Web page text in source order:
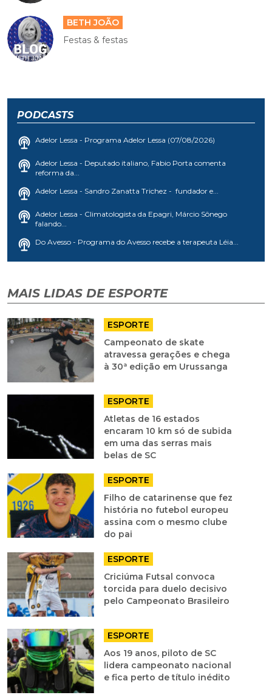
BETH JOÃO
Festas & festas
PODCASTS
Adelor Lessa - Programa Adelor Lessa (07/08/2026)
Adelor Lessa - Deputado italiano, Fabio Porta comenta
reforma da...
Adelor Lessa - Sandro Zanatta Trichez - fundador e...
Adelor Lessa - Climatologista da Epagri, Márcio Sônego
falando...
Do Avesso - Programa do Avesso recebe a terapeuta Léia...
MAIS LIDAS DE ESPORTE
ESPORTE
Campeonato de skate
atravessa gerações e chega
à 30ª edição em Urussanga
ESPORTE
Atletas de 16 estados
encaram 10 km só de subida
em uma das serras mais
belas de SC
ESPORTE
Filho de catarinense que fez
história no futebol europeu
assina com o mesmo clube
do pai
ESPORTE
Criciúma Futsal convoca
torcida para duelo decisivo
pelo Campeonato Brasileiro
ESPORTE
Aos 19 anos, piloto de SC
lidera campeonato nacional
e fica perto de título inédito